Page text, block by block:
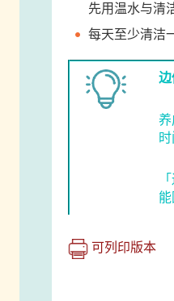
先用温水与清
每天至少清洁
边
养
可列印版本